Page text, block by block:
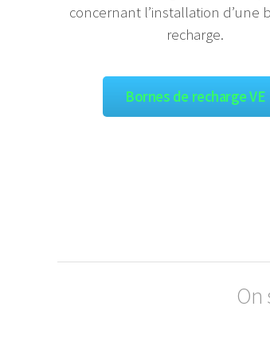
concernant l’installation d’une
recharge.
Bornes de recharge VE
On